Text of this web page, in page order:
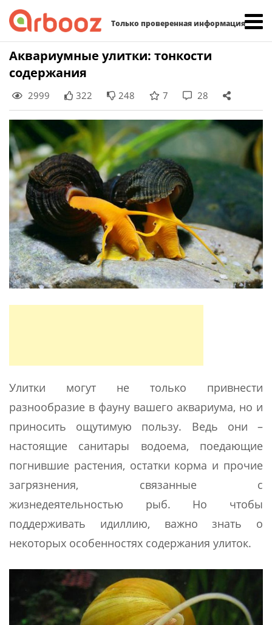
Только проверенная информация
Skip
content
Аквариумные улитки: тонкости
содержания
2999 322 248 7 28
Улитки могут не только привнести
разнообразие в фауну вашего аквариума, но и
приносить ощутимую пользу. Ведь они –
настоящие санитары водоема, поедающие
погнившие растения, остатки корма и прочие
загрязнения, связанные с
жизнедеятельностью рыб. Но чтобы
поддерживать идиллию, важно знать о
некоторых особенностях содержания улиток.
Найти: